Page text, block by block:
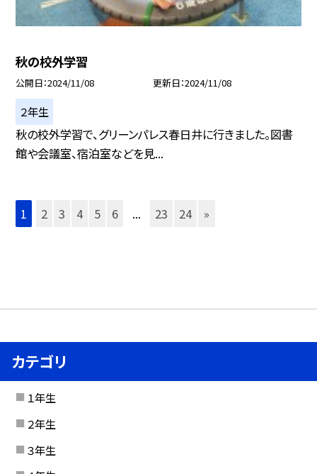
秋の校外学習
公開日 2024/11/08 更新日 2024/11/08
２年生
秋の校外学習で、グリーンパレス春日井に行きました。図書
館や会議室、宿泊室などを見...
1 2 3 4 5 6 ... 23 24 »
カテゴリ
１年生
２年生
３年生